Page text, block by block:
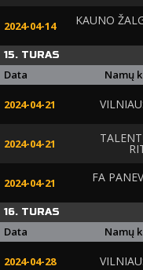
2024-04-14 KAUNO
15. TURAS
Data Namų
2024-04-21
2024-04-21
2024-04-21 FA
16. TURAS
Data Namų
2024-04-28